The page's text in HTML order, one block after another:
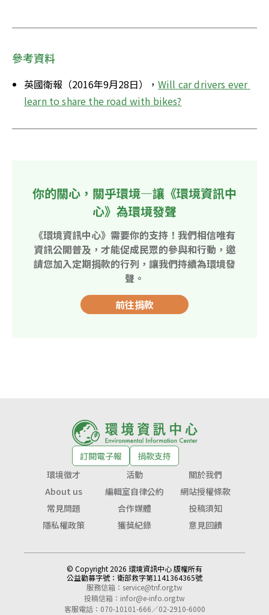
參考資料
英國衛報（2016年9月28日）， Will car drivers ever
learn to share the road with bikes?
你的關心，關乎環境—讓《環境資訊中
心》為環境發聲
《環境資訊中心》需要你的支持！我們相信唯有
資訊公開普及，才能促成民眾的參與和行動，邀
請您加入定期捐款的行列，讓我們持續為環境發
聲。
前往捐款
訂閱電子報
捐款支持
環境徵才
活動
關於我們
About us
編輯室自律公約
網站授權條款
常見問題
合作媒體
投稿須知
隱私權政策
獲獎紀錄 意見回饋
© Copyright 2026 環境資訊中心 版權所有
公益勸募字號： 衛部救字第1141364365號
服務信箱： service@tnf.org.tw
投稿信箱： infor@e-info.org.tw
客服電話：070-10101-666／02-2910-6000